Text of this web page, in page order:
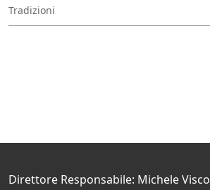
Tradizioni
Direttore Responsabile: Michele Visco